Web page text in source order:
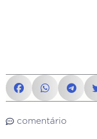
comentário